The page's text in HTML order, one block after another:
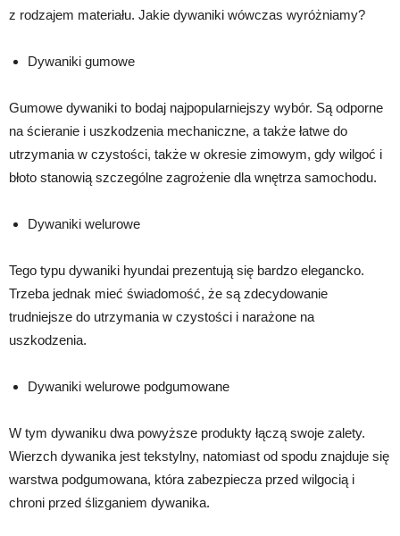
z rodzajem materiału. Jakie dywaniki wówczas wyróżniamy?
Dywaniki gumowe
Gumowe dywaniki to bodaj najpopularniejszy wybór. Są odporne
na ścieranie i uszkodzenia mechaniczne, a także łatwe do
utrzymania w czystości, także w okresie zimowym, gdy wilgoć i
błoto stanowią szczególne zagrożenie dla wnętrza samochodu.
Dywaniki welurowe
Tego typu dywaniki hyundai prezentują się bardzo elegancko.
Trzeba jednak mieć świadomość, że są zdecydowanie
trudniejsze do utrzymania w czystości i narażone na
uszkodzenia.
Dywaniki welurowe podgumowane
W tym dywaniku dwa powyższe produkty łączą swoje zalety.
Wierzch dywanika jest tekstylny, natomiast od spodu znajduje się
warstwa podgumowana, która zabezpiecza przed wilgocią i
chroni przed ślizganiem dywanika.